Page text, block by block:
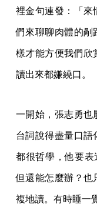
裡金句連發：「來
們來聊聊肉體的剮
樣才能方便我們欣
讀出來都嫌繞口。
一開始，張志勇也
台詞說得盡量口語
都很哲學，他要表
但還能怎麼辦？也
複地讀。有時睡一